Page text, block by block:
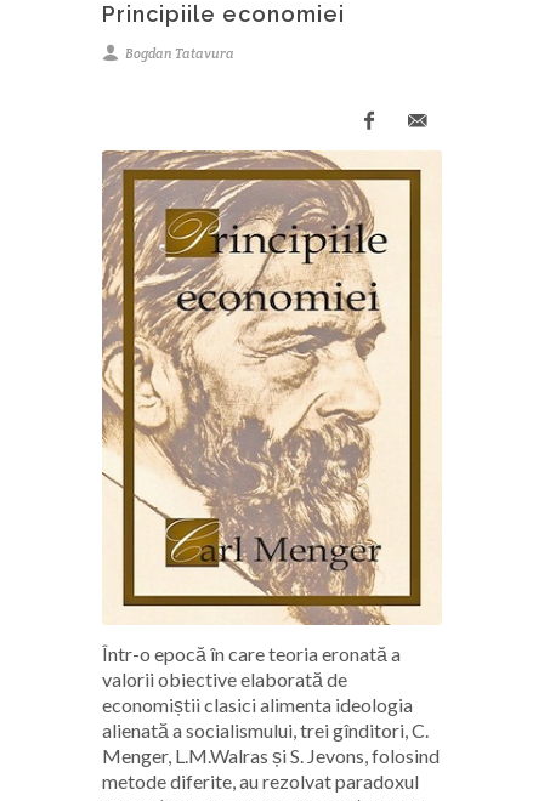
Principiile economiei
Bogdan Tatavura
Într-o epocă în care teoria eronată a
valorii obiective elaborată de
economiștii clasici alimenta ideologia
alienată a socialismului, trei gînditori, C.
Menger, L.M.Walras și S. Jevons, folosind
metode diferite, au rezolvat paradoxul